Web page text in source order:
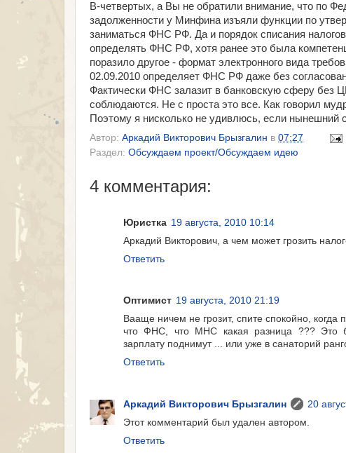
В-четвертых, а Вы не обратили внимание, что по
задолженности у Минфина изъяли функции по
заниматься ФНС РФ. Да и порядок списания
определять ФНС РФ, хотя ранее это была
поразило другое - формат электронного вида
02.09.2010 определяет ФНС РФ даже без
Фактически ФНС залазит в банковскую сферу без
соблюдаются. Не с проста это все. Как говорил
Поэтому я нисколько не удивлюсь, если нынешний
Автор: Аркадий Викторович Брызгалин в 07:27
Раздел: Обсуждаем проект/Обсуждаем идею
4 комментария:
Юристка 19 августа, 2010 10:14
Аркадий Викторович, а чем может грозить
Ответить
Оптимист 19 августа, 2010 21:19
Вааще ничем не грозит, спите спокойно,
что ФНС, что МНС какая разница ??? Это
зарплату поднимут ... или уже в санаторий
Ответить
Аркадий Викторович Брызгалин
20
Этот комментарий был удален автором.
Ответить